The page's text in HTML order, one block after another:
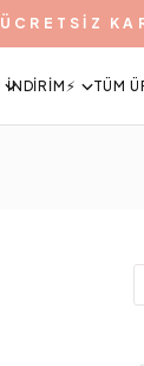
ÜCRETSİZ
İNDIRIM⚡️ TÜM